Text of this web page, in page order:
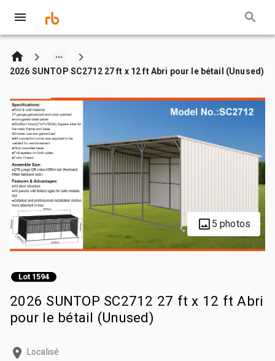
2026 SUNTOP SC2712 27 ft x 12 ft Abri pour le bétail (Unused)
5 photos
Lot 1594
2026 SUNTOP SC2712 27 ft x 12 ft Abri
pour le bétail (Unused)
Localisé